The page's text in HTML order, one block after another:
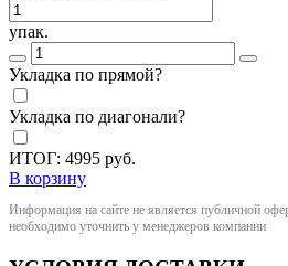
упак.
Укладка по прямой?
Укладка по диагонали?
ИТОГ: 4995 руб.
В корзину
Информация на сайте не является публичной
необходимо уточнить у менеджеров компании